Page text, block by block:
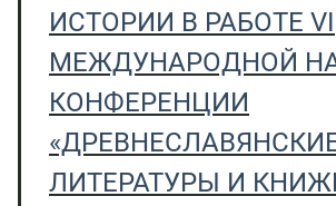
ИСТОРИИ В РАБОТЕ VI
МЕЖДУНАРОДНОЙ
КОНФЕРЕНЦИИ
ЛИТЕРАТУРЫ И